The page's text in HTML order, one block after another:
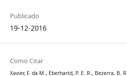
Publicado
19-12-2016
Como Citar
Xavier, F. da M., Eberhartd, P. E. R., Bezerra, B.